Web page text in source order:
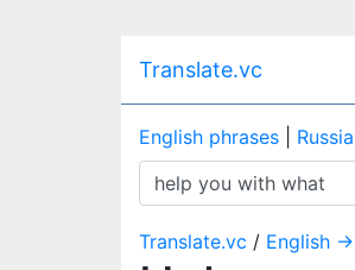
Translate.vc
English phrases
Translate.vc / English